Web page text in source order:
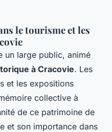
le tourisme et les
un large public, animé
à Cracovie. Les
et les expositions
collective à
de ce patrimoine de
et son importance dans